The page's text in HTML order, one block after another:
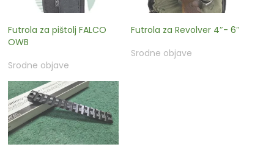
Futrola za pištolj FALCO
OWB
Srodne objave
Futrola za Revolver 4″- 6″
Srodne objave